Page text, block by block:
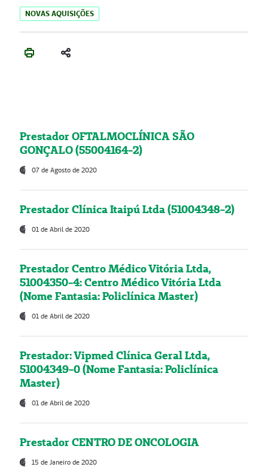
NOVAS AQUISIÇÕES
Prestador OFTALMOCLÍNICA SÃO
GONÇALO (55004164-2)
07 de Agosto de 2020
Prestador Clínica Itaipú Ltda (51004348-2)
01 de Abril de 2020
Prestador Centro Médico Vitória Ltda,
51004350-4: Centro Médico Vitória Ltda
(Nome Fantasia: Policlínica Master)
01 de Abril de 2020
Prestador: Vipmed Clínica Geral Ltda,
51004349-0 (Nome Fantasia: Policlínica
Master)
01 de Abril de 2020
Prestador CENTRO DE ONCOLOGIA
15 de Janeiro de 2020